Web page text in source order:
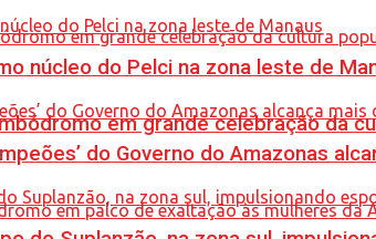
em grande celebração da
núcleo do Pelci na zona leste de
do Governo do Amazonas